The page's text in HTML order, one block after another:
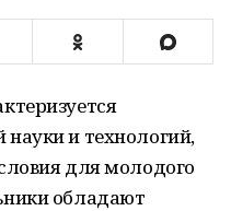
и технологий,
для молодого
обладают